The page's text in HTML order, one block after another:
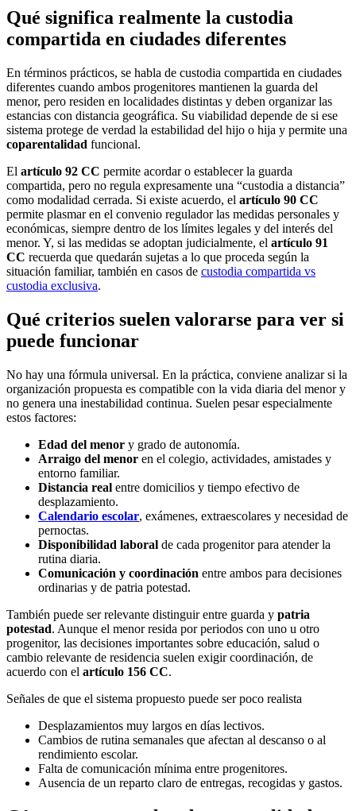
Qué significa realmente la custodia
compartida en ciudades diferentes
En términos prácticos, se habla de custodia compartida en ciudades
diferentes cuando ambos progenitores mantienen la guarda del
menor, pero residen en localidades distintas y deben organizar las
estancias con distancia geográfica. Su viabilidad depende de si ese
sistema protege de verdad la estabilidad del hijo o hija y permite una
coparentalidad funcional.
El artículo 92 CC permite acordar o establecer la guarda
compartida, pero no regula expresamente una “custodia a distancia”
como modalidad cerrada. Si existe acuerdo, el artículo 90 CC
permite plasmar en el convenio regulador las medidas personales y
económicas, siempre dentro de los límites legales y del interés del
menor. Y, si las medidas se adoptan judicialmente, el artículo 91
CC recuerda que quedarán sujetas a lo que proceda según la
situación familiar, también en casos de custodia compartida vs
custodia exclusiva.
Qué criterios suelen valorarse para ver si
puede funcionar
No hay una fórmula universal. En la práctica, conviene analizar si la
organización propuesta es compatible con la vida diaria del menor y
no genera una inestabilidad continua. Suelen pesar especialmente
estos factores:
Edad del menor y grado de autonomía.
Arraigo del menor en el colegio, actividades, amistades y
entorno familiar.
Distancia real entre domicilios y tiempo efectivo de
desplazamiento.
Calendario escolar, exámenes, extraescolares y necesidad de
pernoctas.
Disponibilidad laboral de cada progenitor para atender la
rutina diaria.
Comunicación y coordinación entre ambos para decisiones
ordinarias y de patria potestad.
También puede ser relevante distinguir entre guarda y patria
potestad. Aunque el menor resida por periodos con uno u otro
progenitor, las decisiones importantes sobre educación, salud o
cambio relevante de residencia suelen exigir coordinación, de
acuerdo con el artículo 156 CC.
Señales de que el sistema propuesto puede ser poco realista
Desplazamientos muy largos en días lectivos.
Cambios de rutina semanales que afectan al descanso o al
rendimiento escolar.
Falta de comunicación mínima entre progenitores.
Ausencia de un reparto claro de entregas, recogidas y gastos.